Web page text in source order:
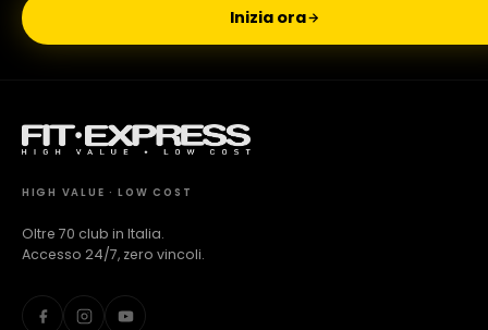
Inizia ora
HIGH VALUE · LOW COST
Oltre 70 club in Italia.
Accesso 24/7, zero vincoli.